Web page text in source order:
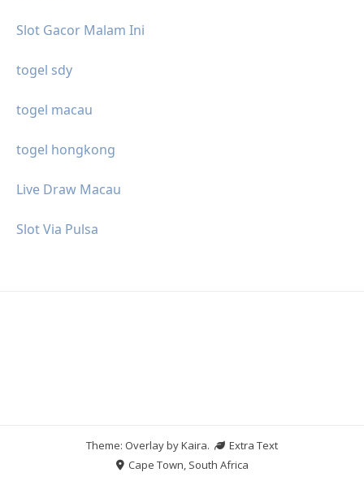
Slot Gacor Malam Ini
togel sdy
togel macau
togel hongkong
Live Draw Macau
Slot Via Pulsa
Theme: Overlay byKaira.
Extra Text
Cape Town, South Africa